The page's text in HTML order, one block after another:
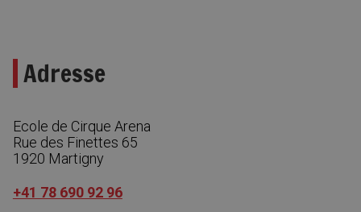
Adresse
Ecole de Cirque Arena
Rue des Finettes 65
1920 Martigny
+41 78 690 92 96